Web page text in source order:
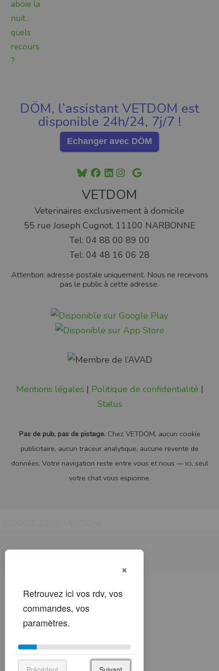
DÖM, l’assistant VETDOM est
disponible 24h/24, 7j/7 !
Echanger avec DÖM
VETDOM
Veterinaires exclusivement à domicile
55 rue Joseph Cugnot, 11100 NARBONNE
Tel: 04 88 00 89 00
Tel: 04 48 16 06 28
Attention: adresse postale uniquement. Nous ne recevons
pas le public à cette adresse.
Mentions légales | Politique de confidentialité |
Status
Pas de pub, pas de pistage. Chez VETDOM, aucun cookie
publicitaire, aucun traceur analytique, aucune revente de
données. Votre navigation reste entre vous et nous — ici, seul
votre chat vous espionne.
×